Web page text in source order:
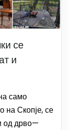
се
и
само
на Скопје, се
од дрво—